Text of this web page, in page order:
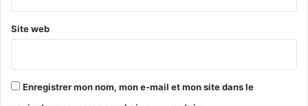
Site web
Enregistrer mon nom, mon e-mail et mon site dans le